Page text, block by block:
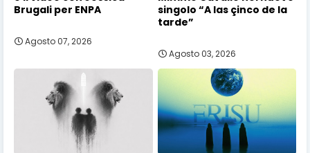
Brugali per ENPA
Agosto 07, 2026
singolo “A las çinco de la
tarde”
Agosto 03, 2026